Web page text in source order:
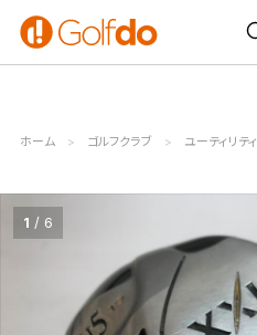
ゴルフ
クラブ
ゴルフ用品
ホーム ゴルフクラブ ユーティリティ
1 6